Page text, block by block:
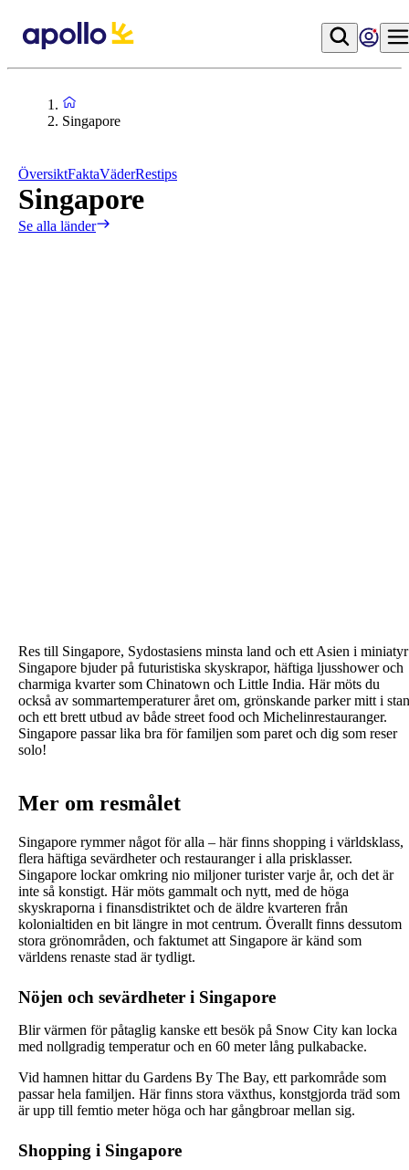
Singapore
ÖversiktFaktaVäderRestips
Singapore
Se alla länder
Res till Singapore, Sydostasiens minsta land och ett Asien i miniatyr
Singapore bjuder på futuristiska skyskrapor, häftiga ljusshower och
charmiga kvarter som Chinatown och Little India. Här möts du
också av sommartemperaturer året om, grönskande parker mitt i stan
och ett brett utbud av både street food och Michelinrestauranger.
Singapore passar lika bra för familjen som paret och dig som reser
solo!
Mer om resmålet
Singapore rymmer något för alla – här finns shopping i världsklass,
flera häftiga sevärdheter och restauranger i alla prisklasser.
Singapore lockar omkring nio miljoner turister varje år, och det är
inte så konstigt. Här möts gammalt och nytt, med de höga
skyskraporna i finansdistriktet och de äldre kvarteren från
kolonialtiden en bit längre in mot centrum. Överallt finns dessutom
stora grönområden, och faktumet att Singapore är känd som
världens renaste stad är tydligt.
Nöjen och sevärdheter i Singapore
Blir värmen för påtaglig kanske ett besök på Snow City kan locka
med nollgradig temperatur och en 60 meter lång pulkabacke.
Vid hamnen hittar du Gardens By The Bay, ett parkområde som
passar hela familjen. Här finns stora växthus, konstgjorda träd som
är upp till femtio meter höga och har gångbroar mellan sig.
Shopping i Singapore